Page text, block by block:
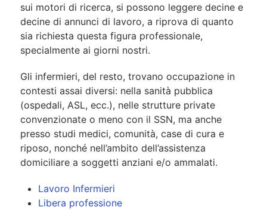
sui motori di ricerca, si possono leggere decine e
decine di annunci di lavoro, a riprova di quanto
sia richiesta questa figura professionale,
specialmente ai giorni nostri.
Gli infermieri, del resto, trovano occupazione in
contesti assai diversi: nella sanità pubblica
(ospedali, ASL, ecc.), nelle strutture private
convenzionate o meno con il SSN, ma anche
presso studi medici, comunità, case di cura e
riposo, nonché nell’ambito dell’assistenza
domiciliare a soggetti anziani e/o ammalati.
Lavoro Infermieri
Libera professione